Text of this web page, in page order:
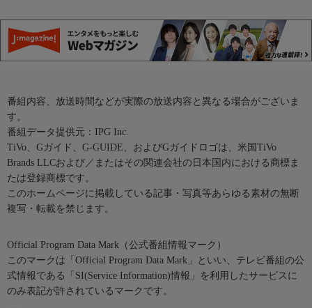
番組内容、放送時間などが実際の放送内容と異なる場合がございま
す。
番組データ提供元：IPG Inc.
TiVo、Gガイド、G-GUIDE、およびGガイドロゴは、米国TiVo
Brands LLCおよび／またはその関連会社の日本国内における商標ま
たは登録商標です。
このホームページに掲載している記事・写真等あらゆる素材の無断
複写・転載を禁じます。
Official Program Data Mark（公式番組情報マーク）
このマークは「Official Program Data Mark」といい、テレビ番組の公
式情報である「SI(Service Information)情報」を利用したサービスに
のみ表記が許されているマークです。